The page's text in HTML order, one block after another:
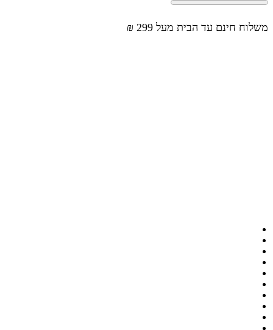
משלוח חינם עד הבית מעל 299 ₪